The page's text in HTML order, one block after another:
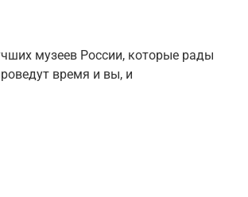
музеев России, которые рады
время и вы, и